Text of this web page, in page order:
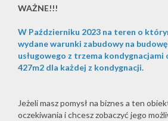
WAŻNE!!!
W Październiku 2023 na teren o
wydane warunki zabudowy na
usługowego z trzema kondygnacjami
427m2 dla każdej z kondygnacji.
Jeżeli masz pomysł na biznes a ten
oczekiwania i chcesz zobaczyć jego